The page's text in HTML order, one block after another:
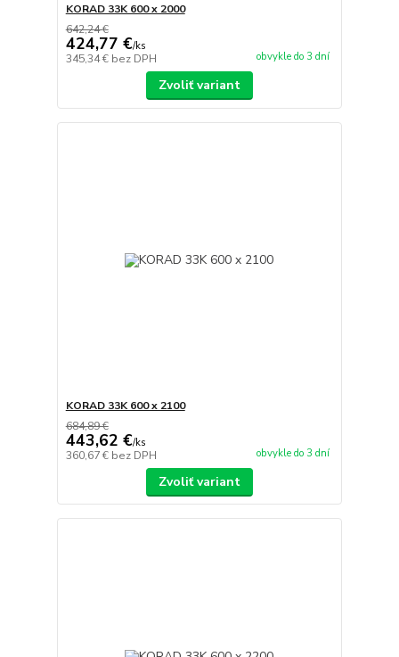
KORAD 33K 600 x 2000
642,24 €
424,77 €/ks
345,34 € bez DPH obvykle do 3 dní
Zvoliť variant
KORAD 33K 600 x 2100
684,89 €
443,62 €/ks
360,67 € bez DPH obvykle do 3 dní
Zvoliť variant